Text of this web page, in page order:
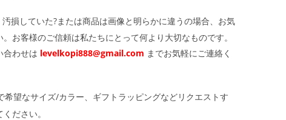
損していた?または商品は画像と明らかに違うの場合、お気
お客様のご信頼は私たちにとって何より大切なものです。
合わせは levelkopi888@gmail.com までお気軽にご連絡く
望なサイズ/カラー、ギフトラッピングなどリクエストす
ださい。